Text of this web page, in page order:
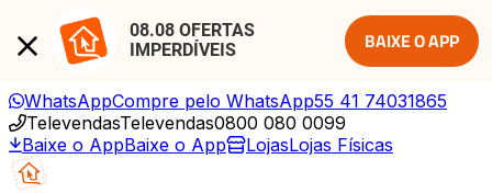
08.08 OFERTAS
IMPERDÍVEIS
BAIXE O APP
WhatsAppCompre pelo WhatsApp55 41 74031865
TelevendasTelevendas0800 080 0099
Baixe o AppBaixe o App LojasLojas Físicas